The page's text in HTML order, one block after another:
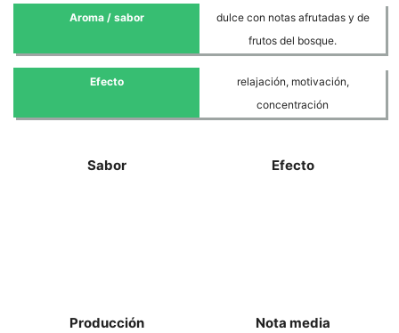
Aroma / sabor
dulce con notas afrutadas y de
frutos del bosque.
Efecto
relajación, motivación,
concentración
Sabor Efecto
Producción Nota media